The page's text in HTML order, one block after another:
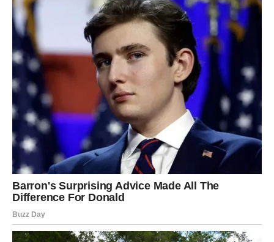
PREUZMITE BESPLATNO!
⋆ KNJIGA SA RECEPTIMA ⋆
Upiši svoj email i preuzmi BESPLATNU
knjigu s receptima! Uživaj u jednostavnim
i ukusnim jelima koja će osvojiti tvoje
najdraže.
Sadržaj se nastavlja nakon oglasa